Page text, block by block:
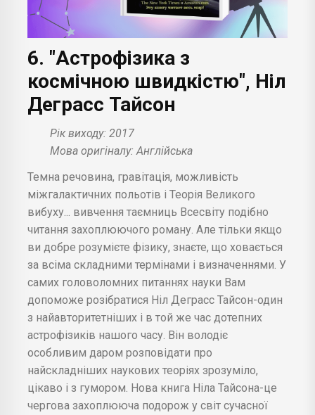
6. "Астрофізика з
космічною швидкістю", Ніл
Деграсс Тайсон
Рік виходу: 2017
Мова оригіналу: Англійська
Темна речовина, гравітація, можливість
міжгалактичних польотів і Теорія Великого
вибуху... вивчення таємниць Всесвіту подібно
читання захоплюючого роману. Але тільки якщо
ви добре розумієте фізику, знаєте, що ховається
за всіма складними термінами і визначеннями. У
самих головоломних питаннях науки Вам
допоможе розібратися Ніл Деграсс Тайсон-один
з найавторитетніших і в той же час дотепних
астрофізиків нашого часу. Він володіє
особливим даром розповідати про
найскладніших наукових теоріях зрозуміло,
цікаво і з гумором. Нова книга Ніла Тайсона-це
чергова захоплююча подорож у світ сучасної